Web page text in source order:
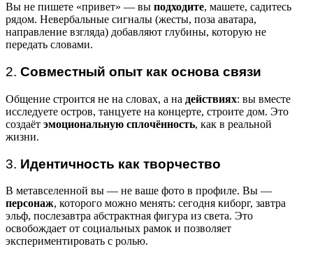
Вы не пишете «привет» — вы подходите, машете, садитесь
рядом. Невербальные сигналы (жесты, поза аватара,
направление взгляда) добавляют глубины, которую не
передать словами.
2. Совместный опыт как основа связи
Общение строится не на словах, а на действиях: вы вместе
исследуете остров, танцуете на концерте, строите дом. Это
создаёт эмоциональную сплочённость, как в реальной
жизни.
3. Идентичность как творчество
В метавселенной вы — не ваше фото в профиле. Вы —
персонаж, которого можно менять: сегодня киборг, завтра
эльф, послезавтра абстрактная фигура из света. Это
освобождает от социальных рамок и позволяет
экспериментировать с ролью.